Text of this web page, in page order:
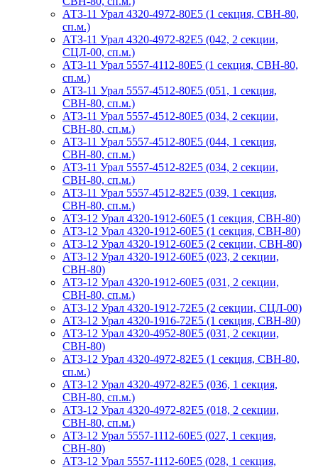
АТЗ-11 Урал 4320-4972-80Е5 (1 секция, СВН-80,
сп.м.)
АТЗ-11 Урал 4320-4972-82Е5 (042, 2 секции,
СЦЛ-00, сп.м.)
АТЗ-11 Урал 5557-4112-80Е5 (1 секция, СВН-80,
сп.м.)
АТЗ-11 Урал 5557-4512-80Е5 (051, 1 секция,
СВН-80, сп.м.)
АТЗ-11 Урал 5557-4512-80Е5 (034, 2 секции,
СВН-80, сп.м.)
АТЗ-11 Урал 5557-4512-80Е5 (044, 1 секция,
СВН-80, сп.м.)
АТЗ-11 Урал 5557-4512-82Е5 (034, 2 секции,
СВН-80, сп.м.)
АТЗ-11 Урал 5557-4512-82Е5 (039, 1 секция,
СВН-80, сп.м.)
АТЗ-12 Урал 4320-1912-60Е5 (1 секция, СВН-80)
АТЗ-12 Урал 4320-1912-60Е5 (1 секция, СВН-80)
АТЗ-12 Урал 4320-1912-60Е5 (2 секции, СВН-80)
АТЗ-12 Урал 4320-1912-60Е5 (023, 2 секции,
СВН-80)
АТЗ-12 Урал 4320-1912-60Е5 (031, 2 секции,
СВН-80, сп.м.)
АТЗ-12 Урал 4320-1912-72Е5 (2 секции, СЦЛ-00)
АТЗ-12 Урал 4320-1916-72Е5 (1 секция, СВН-80)
АТЗ-12 Урал 4320-4952-80Е5 (031, 2 секции,
СВН-80)
АТЗ-12 Урал 4320-4972-82Е5 (1 секция, СВН-80,
сп.м.)
АТЗ-12 Урал 4320-4972-82Е5 (036, 1 секция,
СВН-80, сп.м.)
АТЗ-12 Урал 4320-4972-82Е5 (018, 2 секции,
СВН-80, сп.м.)
АТЗ-12 Урал 5557-1112-60Е5 (027, 1 секция,
СВН-80)
АТЗ-12 Урал 5557-1112-60Е5 (028, 1 секция,